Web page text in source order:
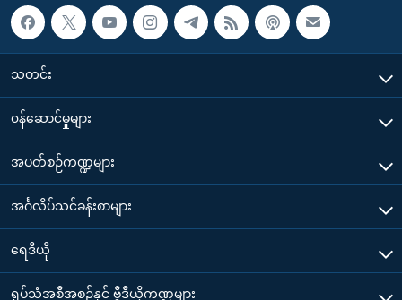
သတင်း
၀န်ဆောင်မှုများ
အပတ်စဉ်ကဏ္ဍများ
အင်္ဂလိပ်သင်ခန်းစာများ
ရေဒီယို
ရုပ်သံအစီအစဉ်နှင့် ဗွီဒီယိုကဏ္ဍများ